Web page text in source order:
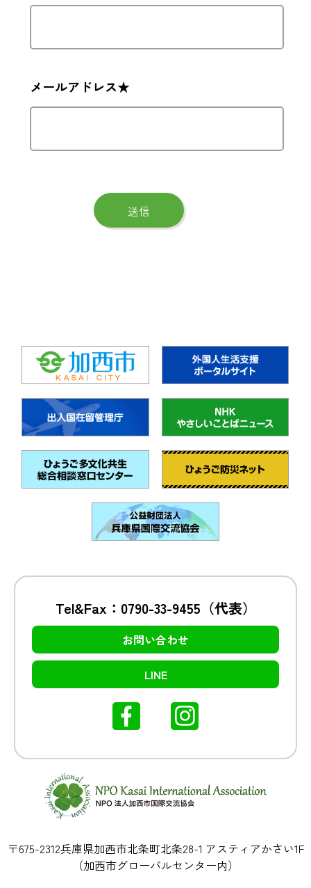
メールアドレス★
Tel&Fax：0790-33-9455（代表）
お問い合わせ
LINE
〒675-2312兵庫県加西市北条町北条28-1 アスティアかさい1F
（加西市グローバルセンター内）